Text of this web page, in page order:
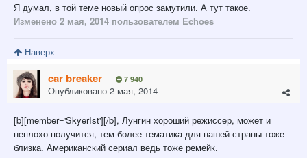
Я думал, в той теме новый опрос замутили. А тут такое.
Изменено 2 мая, 2014 пользователем Echoes
Наверх
car breaker 7 940
Опубликовано 2 мая, 2014
[b][member='SkyerIst'][/b], Лунгин хороший режиссер, может и
неплохо получится, тем более тематика для нашей страны тоже
близка. Американский сериал ведь тоже ремейк.